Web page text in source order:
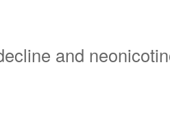
de
and